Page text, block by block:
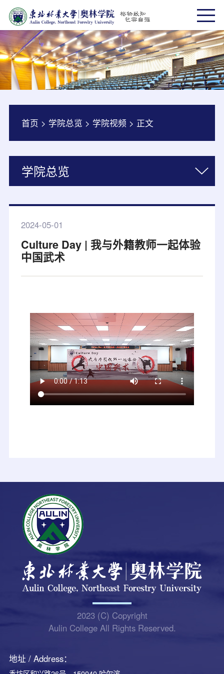
首页 > 学院总览 > 学院视频 > 正文
学院总览
2024-05-01
Culture Day | 我与外籍教师一起体验
中国武术
2023 (C) Copyright
Aulin College All Rights Reserved.
地址 / Address：